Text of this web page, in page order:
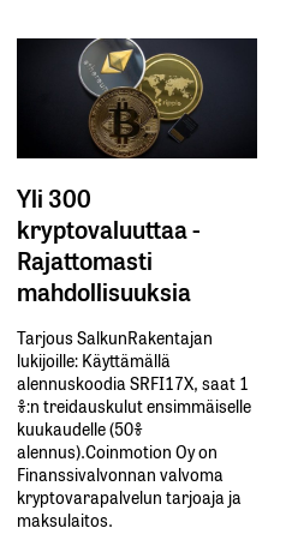
Yli 300
kryptovaluuttaa -
Rajattomasti
mahdollisuuksia
Tarjous SalkunRakentajan
lukijoille: Käyttämällä​ ​
alennuskoodia​ ​SRFI17X,​ ​saat​ ​1
%:n treidauskulut​ ​ensimmäiselle​ ​
kuukaudelle​ ​(50%​ ​
alennus).Coinmotion Oy on
Finanssivalvonnan valvoma
kryptovarapalvelun tarjoaja ja
maksulaitos.